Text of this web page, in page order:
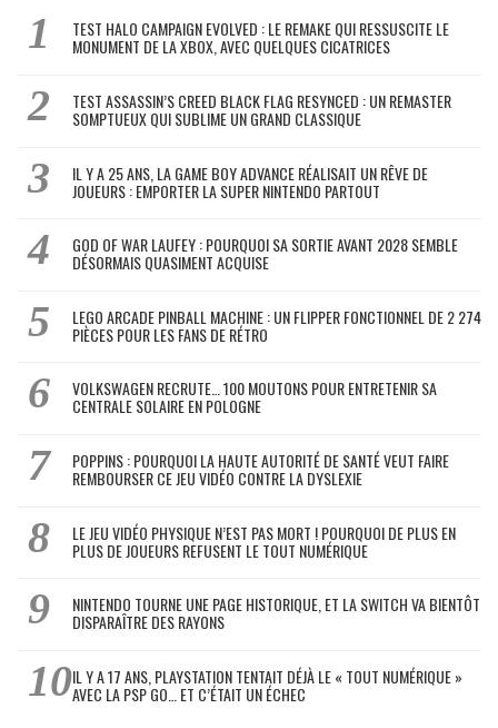
TEST HALO CAMPAIGN EVOLVED : LE REMAKE QUI RESSUSCITE LE
MONUMENT DE LA XBOX, AVEC QUELQUES CICATRICES
TEST ASSASSIN’S CREED BLACK FLAG RESYNCED : UN REMASTER
SOMPTUEUX QUI SUBLIME UN GRAND CLASSIQUE
IL Y A 25 ANS, LA GAME BOY ADVANCE RÉALISAIT UN RÊVE DE
JOUEURS : EMPORTER LA SUPER NINTENDO PARTOUT
GOD OF WAR LAUFEY : POURQUOI SA SORTIE AVANT 2028 SEMBLE
DÉSORMAIS QUASIMENT ACQUISE
LEGO ARCADE PINBALL MACHINE : UN FLIPPER FONCTIONNEL DE 2 274
PIÈCES POUR LES FANS DE RÉTRO
VOLKSWAGEN RECRUTE… 100 MOUTONS POUR ENTRETENIR SA
CENTRALE SOLAIRE EN POLOGNE
POPPINS : POURQUOI LA HAUTE AUTORITÉ DE SANTÉ VEUT FAIRE
REMBOURSER CE JEU VIDÉO CONTRE LA DYSLEXIE
LE JEU VIDÉO PHYSIQUE N’EST PAS MORT ! POURQUOI DE PLUS EN
PLUS DE JOUEURS REFUSENT LE TOUT NUMÉRIQUE
NINTENDO TOURNE UNE PAGE HISTORIQUE, ET LA SWITCH VA BIENTÔT
DISPARAÎTRE DES RAYONS
IL Y A 17 ANS, PLAYSTATION TENTAIT DÉJÀ LE « TOUT NUMÉRIQUE »
AVEC LA PSP GO… ET C’ÉTAIT UN ÉCHEC